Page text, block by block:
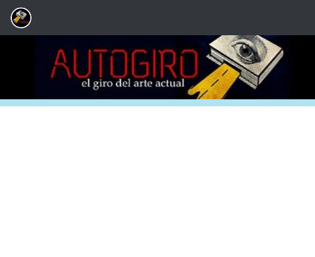
Saltar al contenido